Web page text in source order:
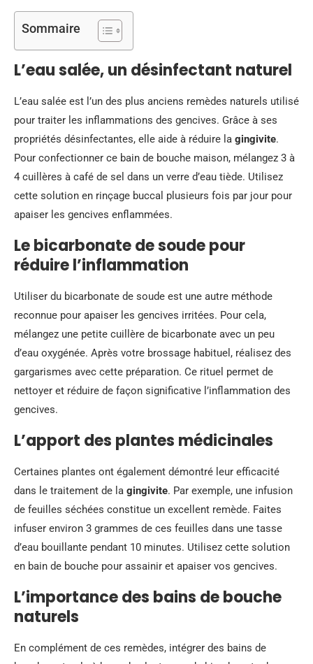
Sommaire
L’eau salée, un désinfectant naturel
L’eau salée est l’un des plus anciens remèdes naturels utilisé
pour traiter les inflammations des gencives. Grâce à ses
propriétés désinfectantes, elle aide à réduire la gingivite.
Pour confectionner ce bain de bouche maison, mélangez 3 à
4 cuillères à café de sel dans un verre d’eau tiède. Utilisez
cette solution en rinçage buccal plusieurs fois par jour pour
apaiser les gencives enflammées.
Le bicarbonate de soude pour
réduire l’inflammation
Utiliser du bicarbonate de soude est une autre méthode
reconnue pour apaiser les gencives irritées. Pour cela,
mélangez une petite cuillère de bicarbonate avec un peu
d’eau oxygénée. Après votre brossage habituel, réalisez des
gargarismes avec cette préparation. Ce rituel permet de
nettoyer et réduire de façon significative l’inflammation des
gencives.
L’apport des plantes médicinales
Certaines plantes ont également démontré leur efficacité
dans le traitement de la gingivite. Par exemple, une infusion
de feuilles séchées constitue un excellent remède. Faites
infuser environ 3 grammes de ces feuilles dans une tasse
d’eau bouillante pendant 10 minutes. Utilisez cette solution
en bain de bouche pour assainir et apaiser vos gencives.
L’importance des bains de bouche
naturels
En complément de ces remèdes, intégrer des bains de